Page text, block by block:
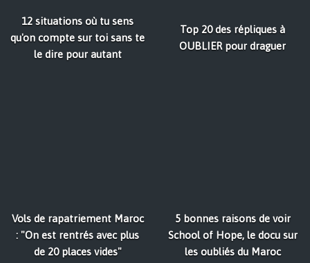
12 situations où tu sens
qu'on compte sur toi sans te
le dire pour autant
Top 20 des répliques à
OUBLIER pour draguer
Vols de rapatriement Maroc
: "On est rentrés avec plus
de 20 places vides"
5 bonnes raisons de voir
School of Hope, le docu sur
les oubliés du Maroc